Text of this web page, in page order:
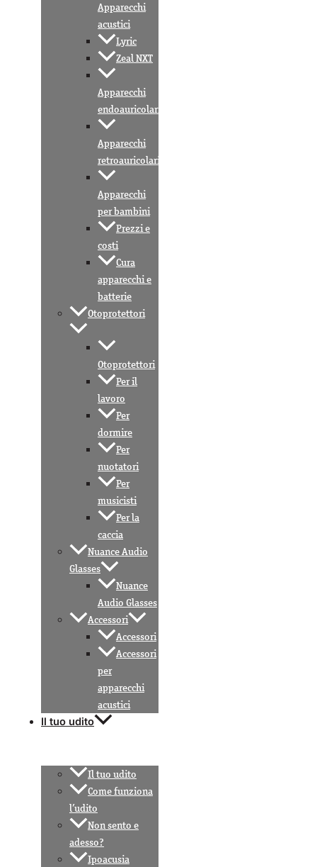
Apparecchi
acustici
Lyric
Zeal NXT
Apparecchi
endoauricolari
Apparecchi
retroauricolari
Apparecchi
per bambini
Prezzi e
costi
Cura
apparecchi e
batterie
Otoprotettori
Otoprotettori
Per il
lavoro
Per
dormire
Per
nuotatori
Per
musicisti
Per la
caccia
Nuance Audio
Glasses
Nuance
Audio Glasses
Accessori
Accessori
Accessori
per
apparecchi
acustici
Il tuo udito
Il tuo udito
Come funziona
l’udito
Non sento e
adesso?
Ipoacusia